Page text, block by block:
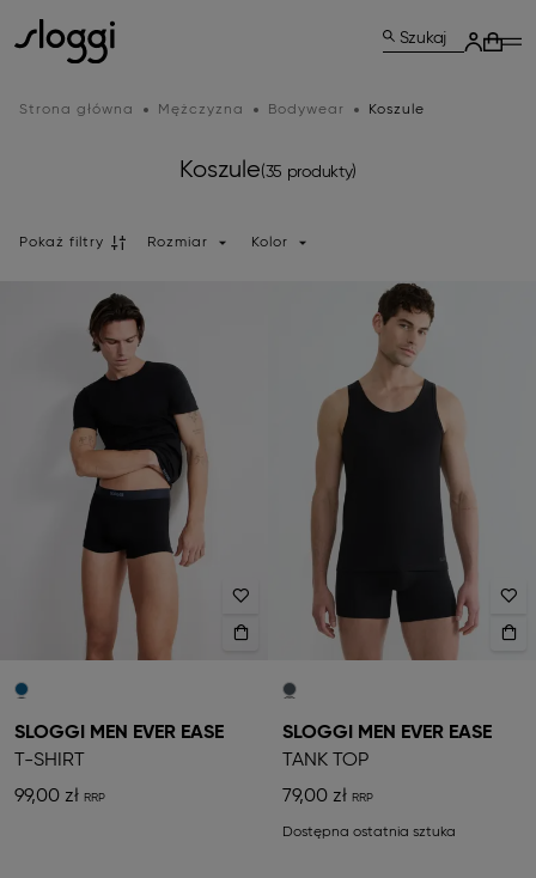
Szukaj
Strona główna Mężczyzna Bodywear Koszule
Koszule(35 produkty)
Pokaż filtry Rozmiar Kolor
SLOGGI MEN EVER EASE
T-SHIRT
99,00 zł
SLOGGI MEN EVER EASE
TANK TOP
79,00 zł
Dostępna ostatnia sztuka